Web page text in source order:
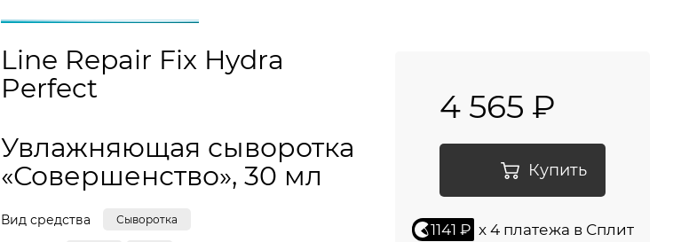
Line Repair Fix Hydra
Perfect
Увлажняющая сыворотка
«Совершенство», 30 мл
Вид средства Сыворотка
4 565 ₽
Купить
1141 ₽ x 4 платежа в Сплит